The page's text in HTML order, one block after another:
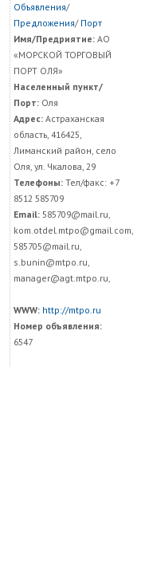
Объявления/
Предложения/ Порт
Имя/Предриятие:АО
«МОРСКОЙ ТОРГОВЫЙ
ПОРТ ОЛЯ»
Населенный пункт/
Порт:Оля
Адрес:Астраханская
область, 416425,
Лиманский район, село
Оля, ул. Чкалова, 29
Телефоны:Тел/факс: +7
8512 585709
Email:585709@mail.ru,
kom.otdel.mtpo@gmail.com,
585705@mail.ru,
s.bunin@mtpo.ru,
manager@agt.mtpo.ru,
WWW: http://mtpo.ru
Номер объявления:
6547